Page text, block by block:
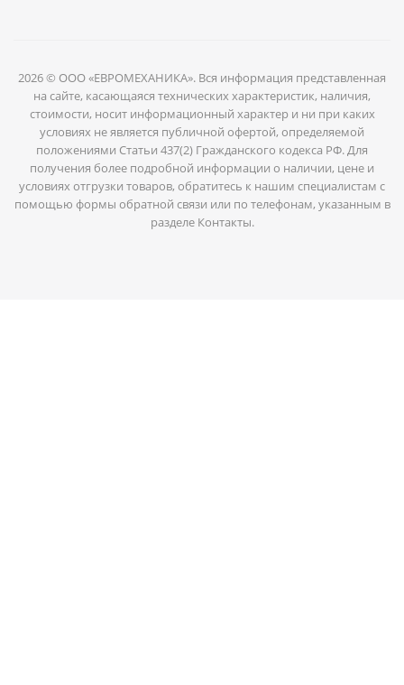
2026 © ООО «ЕВРОМЕХАНИКА». Вся информация представленная
на сайте, касающаяся технических характеристик, наличия,
стоимости, носит информационный характер и ни при каких
условиях не является публичной офертой, определяемой
положениями Статьи 437(2) Гражданского кодекса РФ. Для
получения более подробной информации о наличии, цене и
условиях отгрузки товаров, обратитесь к нашим специалистам с
помощью формы обратной связи или по телефонам, указанным в
разделе Контакты.